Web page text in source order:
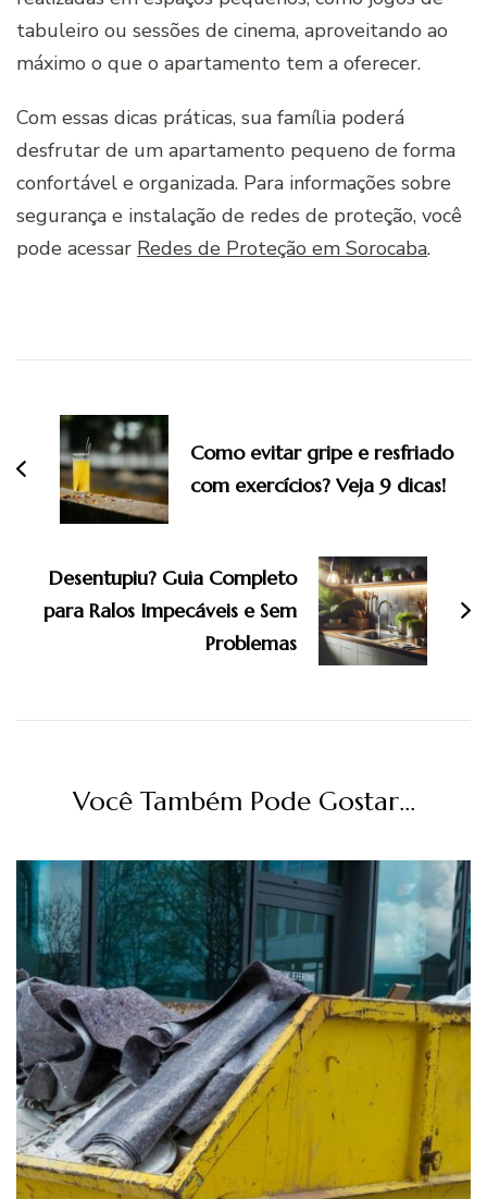
tabuleiro ou sessões de cinema, aproveitando ao
máximo o que o apartamento tem a oferecer.
Com essas dicas práticas, sua família poderá
desfrutar de um apartamento pequeno de forma
confortável e organizada. Para informações sobre
segurança e instalação de redes de proteção, você
pode acessar Redes de Proteção em Sorocaba.
post
Como evitar gripe e resfriado
com exercícios? Veja 9 dicas!
Desentupiu? Guia Completo
para Ralos Impecáveis e Sem
Problemas
Você Também Pode Gostar...